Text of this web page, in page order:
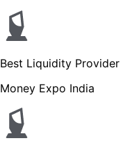
Best Liquidity Provider
Money Expo India